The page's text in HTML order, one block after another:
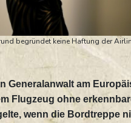
begründet keine Haftung der
Generalanwalt am
Flugzeug ohne
wenn die Bordtreppe